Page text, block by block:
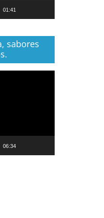
01:41
sabores
06:34